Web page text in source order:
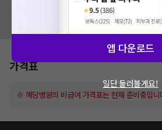
혹시 잘못된 병원정보가 있나요?
모두닥 팀에 알려주세요!
가격표
※ 해당병원의 비급여 가격표는 현재 준비중입니
앱 다운로드
일단 둘러볼게요!